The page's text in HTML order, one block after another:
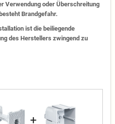
Verwendung oder Überschreitung
Brandgefahr.
ist die beiliegende
des Herstellers zwingend zu
+